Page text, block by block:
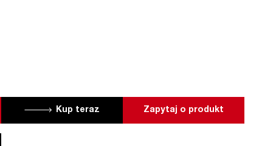
Zapytaj o produkt
Kup teraz